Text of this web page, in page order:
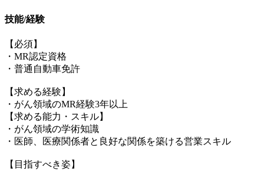
技能/経験
【必須】
・MR認定資格
・普通自動車免許
【求める経験】
・がん領域のMR経験3年以上
【求める能力・スキル】
・がん領域の学術知識
・医師、医療関係者と良好な関係を築ける営業スキル
【目指すべき姿】